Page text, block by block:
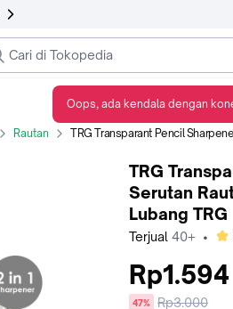
Rautan TRG Transparant Pencil Sharpener 2 in 1 SP-76 - Serutan Rautan Pensil Tajam
TRG
Serutan
Lubang TRG
Terjual 40+ •
Rp1.594
diskon
47%
Harga
Rp3.000
Oops, ada kendala dengan